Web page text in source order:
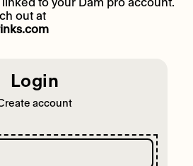
out at
Login
account